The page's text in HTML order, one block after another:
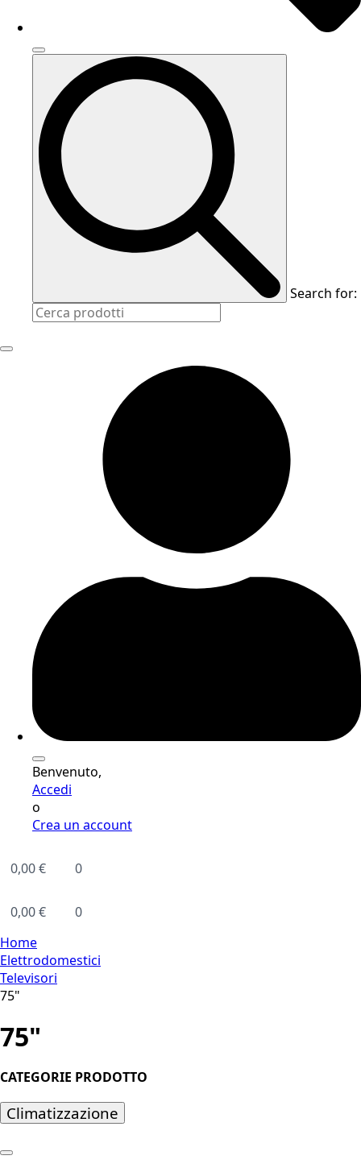
Search for:
Benvenuto,
Accedi
o
Crea un account
0,00€ 0
0,00€
0
Home
Elettrodomestici
Televisori
75"
75"
CATEGORIE PRODOTTO
Climatizzazione